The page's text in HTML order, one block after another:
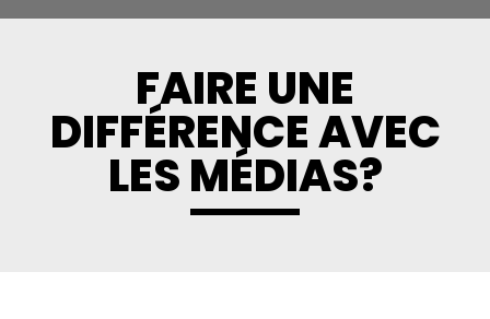
FAIRE UNE
DIFFÉRENCE AVEC
LES MÉDIAS?